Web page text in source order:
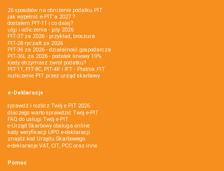
26 sposobów na obniżenie podatku PIT
jak wypełnić e-PIT'a 2027 ?
dostałem PIT-11 i co dalej?
ulgi i odliczenia - pity 2026
PIT-37 za 2026 - przykład, broszura
PIT-28 ryczałt za 2026
PIT-36 za 2026 - działalność gospodarcza
PIT-36L za 2026 - podatek liniowy 19%
kiedy otrzymasz zwrot podatku?
PIT-11, PIT-8C, PIT-4R i IFT - Płatnik PIT
rozliczenie PIT przez urząd skarbowy
e-Deklaracje
sprawdź i rozlicz Twój e PIT 2026
dlaczego warto sprawdzić Twój e-PIT
FAQ do usługi Twój e-PIT
e-Urząd Skarbowy obsługa online
kody weryfikacji UPO e-deklaracji
znajdź kod Urzędu Skarbowego
e-deklaracje VAT, CIT, PCC oraz inne
Pomoc